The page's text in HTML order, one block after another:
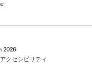
2026
アクセシビリティ